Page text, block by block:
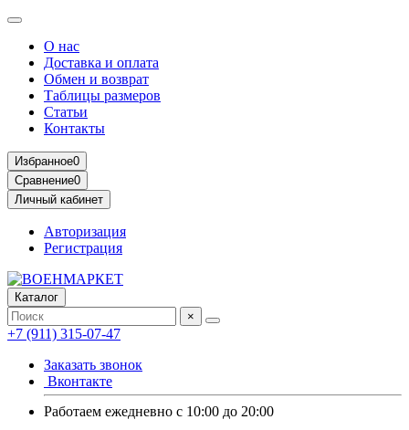
О нас
Доставка и оплата
Обмен и возврат
Таблицы размеров
Статьи
Контакты
Избранное0
Сравнение0
Личный кабинет
Авторизация
Регистрация
Каталог
×
+7 (911) 315-07-47
Заказать звонок
Вконтакте
Работаем ежедневно с 10:00 до 20:00